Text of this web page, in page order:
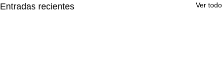
Entradas recientes Ver todo